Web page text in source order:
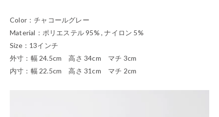
Color：チャコールグレー
Material：ポリエステル 95% , ナイロン 5%
Size：13インチ
外寸：幅 24.5cm 高さ 34cm マチ 3cm
内寸：幅 22.5cm 高さ 31cm マチ 2cm